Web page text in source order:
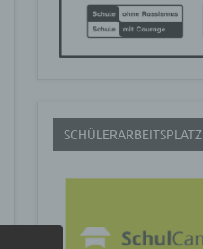
SCHÜLERARBEITSPLATZ